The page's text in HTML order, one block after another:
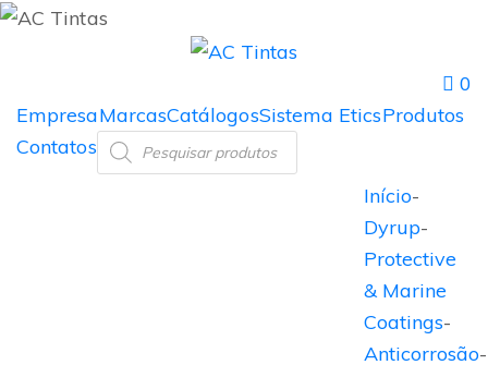
0
EmpresaMarcasCatálogosSistema EticsProdutos
Contatos
Início-
Dyrup-
Protective
& Marine
Coatings-
Anticorrosão-